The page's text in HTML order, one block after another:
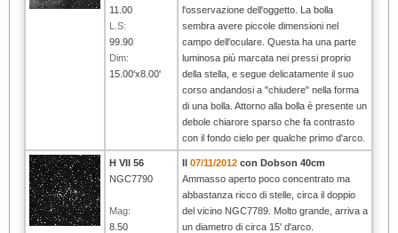
11.00
L.S:
99.90
Dim:
15.00'x8.00'
l'osservazione dell'oggetto. La bolla
sembra avere piccole dimensioni nel
campo dell'oculare. Questa ha una parte
luminosa più marcata nei pressi proprio
della stella, e segue delicatamente il suo
corso andandosi a "chiudere" nella forma
di una bolla. Attorno alla bolla è presente un
debole chiarore sparso che fa contrasto
con il fondo cielo per qualche primo d'arco.
H VII 56
NGC7790
Mag:
8.50
Il07/11/2012 con Dobson 40cm
Ammasso aperto poco concentrato ma
abbastanza ricco di stelle, circa il doppio
del vicino NGC7789. Molto grande, arriva a
un diametro di circa 15' d'arco.